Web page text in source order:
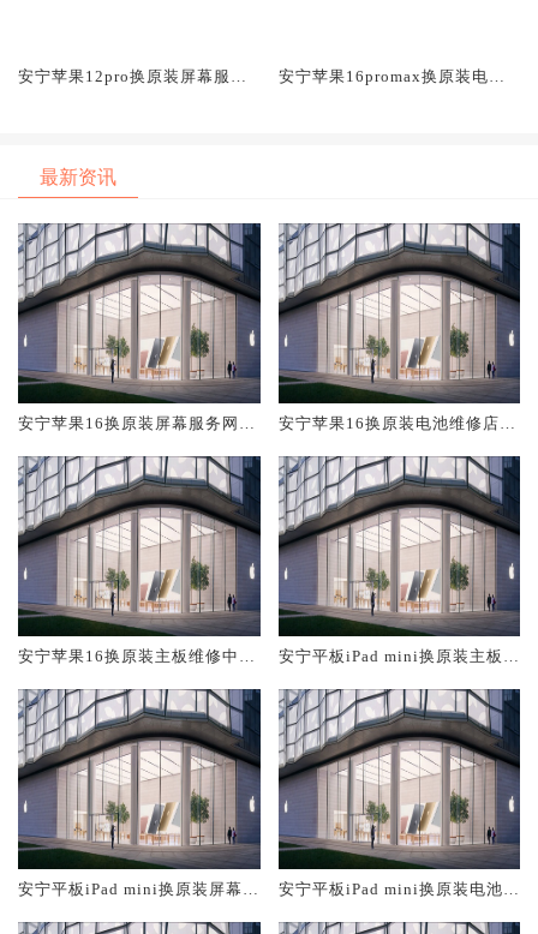
安宁苹果12pro换原装屏幕服务
安宁苹果16promax换原装电池
最新资讯
安宁苹果16换原装屏幕服务网点
安宁苹果16换原装电池维修店大
安宁苹果16换原装主板维修中心
安宁平板iPad mini换原装主板维
安宁平板iPad mini换原装屏幕服
安宁平板iPad mini换原装电池维